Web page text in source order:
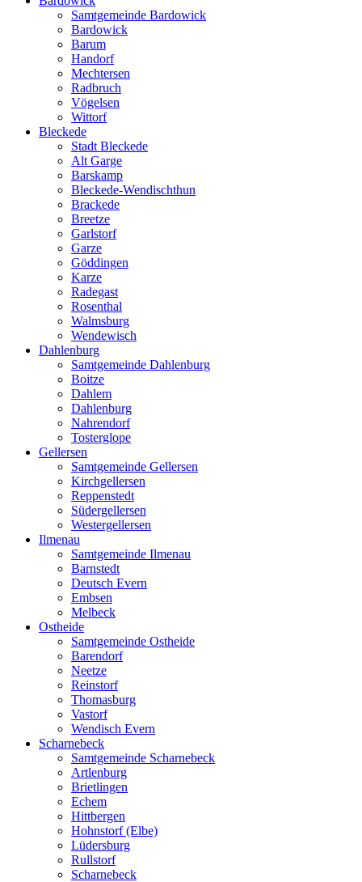
Samtgemeinde Bardowick
Bardowick
Barum
Handorf
Mechtersen
Radbruch
Vögelsen
Wittorf
Bleckede
Stadt Bleckede
Alt Garge
Barskamp
Bleckede-Wendischthun
Brackede
Breetze
Garlstorf
Garze
Göddingen
Karze
Radegast
Rosenthal
Walmsburg
Wendewisch
Dahlenburg
Samtgemeinde Dahlenburg
Boitze
Dahlem
Dahlenburg
Nahrendorf
Tosterglope
Gellersen
Samtgemeinde Gellersen
Kirchgellersen
Reppenstedt
Südergellersen
Westergellersen
Ilmenau
Samtgemeinde Ilmenau
Barnstedt
Deutsch Evern
Embsen
Melbeck
Ostheide
Samtgemeinde Ostheide
Barendorf
Neetze
Reinstorf
Thomasburg
Vastorf
Wendisch Evern
Scharnebeck
Samtgemeinde Scharnebeck
Artlenburg
Brietlingen
Echem
Hittbergen
Hohnstorf (Elbe)
Lüdersburg
Rullstorf
Scharnebeck